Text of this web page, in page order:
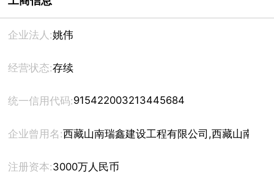
企业法人:姚伟
经营状态:存续
统一信用代码:915422003213445684
企业曾用名:西藏山南瑞鑫建设工程有限公司,西藏山南吉
注册资本:3000万人民币